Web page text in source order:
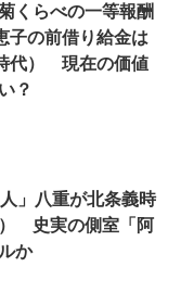
くらべの一等報酬
子の前借り給金は
代） 現在の価値
？
人」八重が北条義時
史実の側室「阿
か